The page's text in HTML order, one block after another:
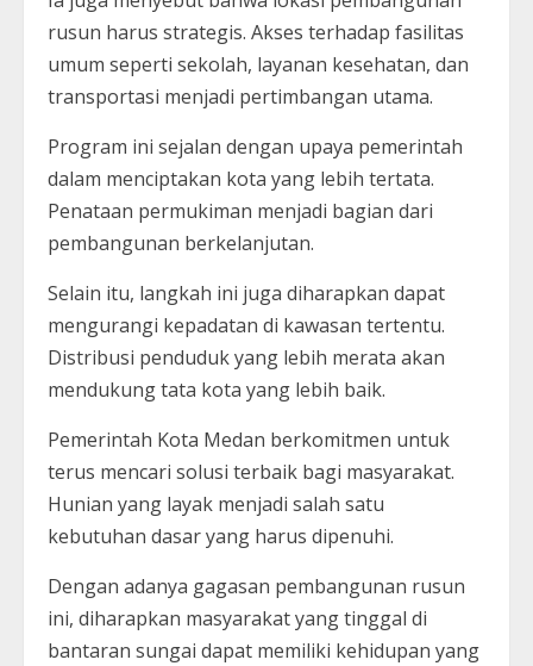
rusun harus strategis. Akses terhadap fasilitas
umum seperti sekolah, layanan kesehatan, dan
transportasi menjadi pertimbangan utama.
Program ini sejalan dengan upaya pemerintah
dalam menciptakan kota yang lebih tertata.
Penataan permukiman menjadi bagian dari
pembangunan berkelanjutan.
Selain itu, langkah ini juga diharapkan dapat
mengurangi kepadatan di kawasan tertentu.
Distribusi penduduk yang lebih merata akan
mendukung tata kota yang lebih baik.
Pemerintah Kota Medan berkomitmen untuk
terus mencari solusi terbaik bagi masyarakat.
Hunian yang layak menjadi salah satu
kebutuhan dasar yang harus dipenuhi.
Dengan adanya gagasan pembangunan rusun
ini, diharapkan masyarakat yang tinggal di
bantaran sungai dapat memiliki kehidupan yang